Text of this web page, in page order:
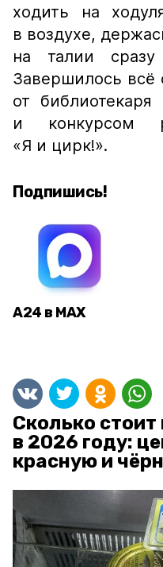
ходить на
в воздухе,
на талии сразу
Завершилось всё
от
и конкурсом
«Я и цирк!».
Подпишись!
А24 в MAX
Сколько стоит
в 2026 году:
красную и